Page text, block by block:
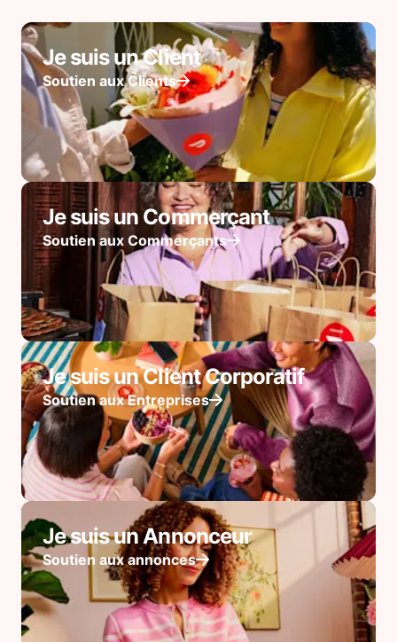
Je suis un Client
Soutien aux Clients
Je suis un Commerçant
Soutien aux Commerçants
Je suis un Client Corporatif
Soutien aux Entreprises
Je suis un Annonceur
Soutien aux annonces